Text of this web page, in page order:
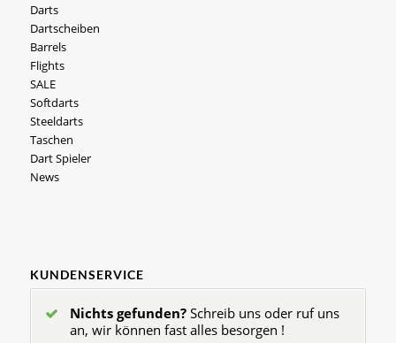
Darts
Dartscheiben
Barrels
Flights
SALE
Softdarts
Steeldarts
Taschen
Dart Spieler
News
KUNDENSERVICE
Nichts gefunden?Schreib uns oder ruf uns
an, wir können fast alles besorgen !